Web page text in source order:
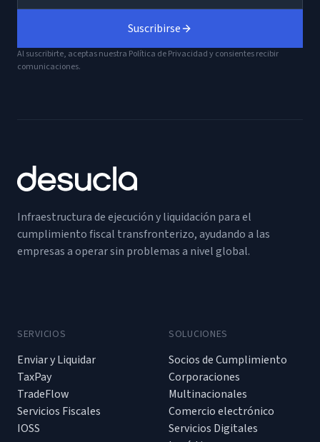
Suscribirse
Al suscribirte, aceptas nuestra Política de Privacidad y consientes recibir
comunicaciones.
Infraestructura de ejecución y liquidación para el
cumplimiento fiscal transfronterizo, ayudando a las
empresas a operar sin problemas a nivel global.
SERVICIOS
Enviar y Liquidar
TaxPay
TradeFlow
Servicios Fiscales
IOSS
SOLUCIONES
Socios de Cumplimiento
Corporaciones
Multinacionales
Comercio electrónico
Servicios Digitales